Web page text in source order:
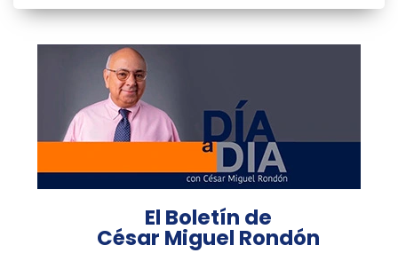
El Boletín de
César Miguel Rondón